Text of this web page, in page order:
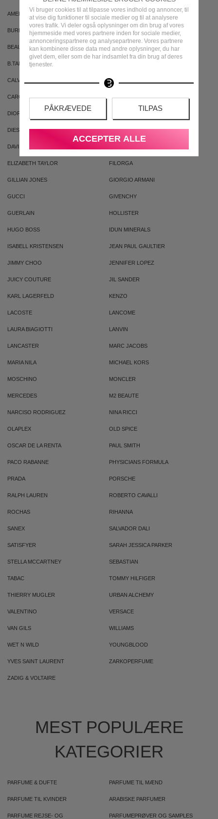
Vi bruger cookies til at tilpasse vores indhold og annoncer, til
at vise dig funktioner til sociale medier og til at analysere
vores trafik. Vi deler også oplysninger om din brug af vores
hjemmeside med vores partnere inden for sociale medier,
annonceringspartnere og analysepartnere. Vores partnere
kan kombinere disse data med andre oplysninger, du har
givet dem, eller som de har indsamlet fra din brug af deres
tjenester.
PÅKRÆVEDE TILPAS
ACCEPTER ALLE
AMERICAN CREW ARMAF
BURBERRY BVLGARI
BEAUTE PACIFIQUE BADEANSTALTEN
B.TAN
CALVIN KLEIN CACHAREL
CAROLINA HERRERA CLEAN
DIOR
DIESEL DOLCE & GABBANA
DAVID BECKHAM
ELIZABETH TAYLOR FILORGA
GILLIAN JONES GIORGIO ARMANI
GUCCI GIVENCHY
GUERLAIN HOLLISTER
HUGO BOSS IDUN MINERALS
ISABELL KRISTENSEN JEAN PAUL GAULTIER
JIMMY CHOO JENNIFER LOPEZ
JUICY COUTURE JIL SANDER
KARL LAGERFELD KENZO
LACOSTE LANCOME
LAURA BIAGIOTTI LANVIN
LANCASTER MARC JACOBS
MARIA NILA MICHAEL KORS
MOSCHINO MONCLER
MERCEDES M2 BEAUTE
NARCISO RODRIGUEZ NINA RICCI
OLAPLEX OLD SPICE
OSCAR DE LA RENTA PAUL SMITH
PACO RABANNE PHYSICIANS FORMULA
PRADA PORSCHE
RALPH LAUREN ROBERTO CAVALLI
ROCHAS RIHANNA
SANEX SALVADOR DALI
SATISFYER SARAH JESSICA PARKER
STELLA MCCARTNEY SEBASTIAN
TABAC TOMMY HILFIGER
THIERRY MUGLER URBAN ALCHEMY
VALENTINO VERSACE
VAN GILS WILLIAMS
WET N WILD YOUNGBLOOD
YVES SAINT LAURENT ZARKOPERFUME
ZADIG & VOLTAIRE
MEST POPULÆRE
KATEGORIER
PARFUME & DUFTE PARFUME TIL MÆND
PARFUME TIL KVINDER ARABISKE PARFUMER
PARFUME REJSE- OG
PARFUMEPRØVER OG SAMPLES